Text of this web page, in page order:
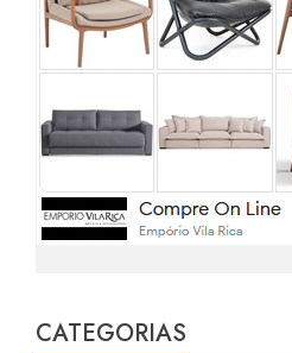
CATEGORIAS